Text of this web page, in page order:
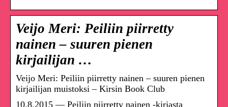
Veijo Meri: Peiliin piirretty
nainen – suuren pienen
kirjailijan …
Veijo Meri: Peiliin piirretty nainen – suuren pienen
kirjailijan muistoksi – Kirsin Book Club
10.8.2015 — Peiliin piirretty nainen -kirjasta